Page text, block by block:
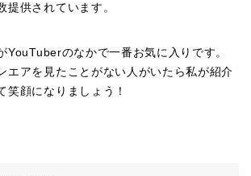
提供されています。
YouTuberのなかで一番お気に入りです。
エアを見たことがない人がいたら私が紹介
笑顔になりましょう！